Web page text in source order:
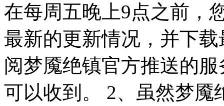
在每周五晚上9点之前，
最新的更新情况，并下
阅梦魇绝镇官方推送的
可以收到。 2、虽然梦魇